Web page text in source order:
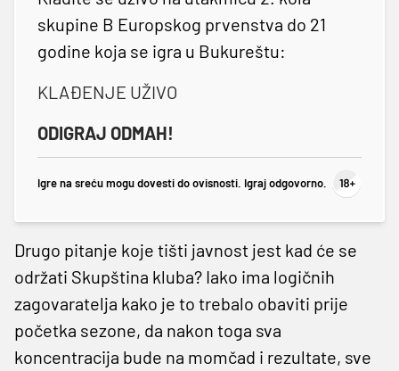
skupine B Europskog prvenstva do 21
godine koja se igra u Bukureštu:
KLAĐENJE UŽIVO
ODIGRAJ ODMAH!
Igre na sreću mogu dovesti do ovisnosti. Igraj odgovorno.
Drugo pitanje koje tišti javnost jest kad će se
održati Skupština kluba? Iako ima logičnih
zagovaratelja kako je to trebalo obaviti prije
početka sezone, da nakon toga sva
koncentracija bude na momčad i rezultate, sve